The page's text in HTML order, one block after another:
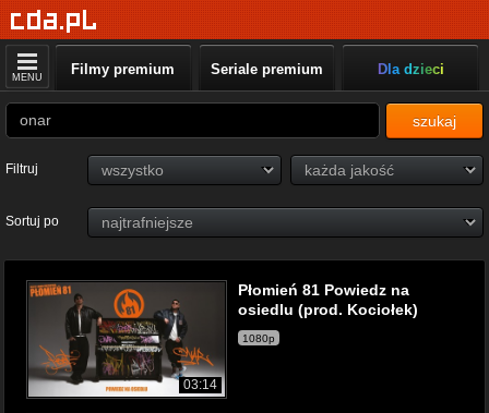
MENU Filmy premium Seriale premium Dla dzieci
szukaj
Filtruj
Sortuj po
03:14
Płomień 81 Powiedz na
osiedlu (prod. Kociołek)
1080p